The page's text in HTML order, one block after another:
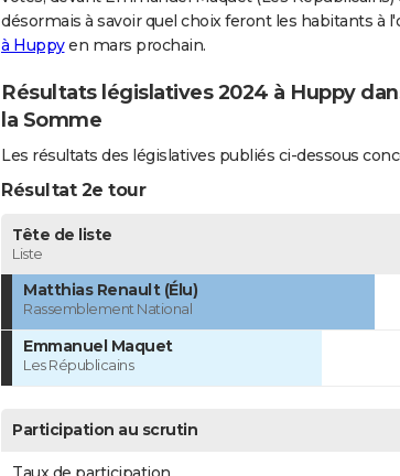
désormais à savoir quel choix feront les habitants à
à Huppyen mars prochain.
Résultats législatives 2024 à Huppy
la Somme
Les résultats des législatives publiés ci-dessous
Résultat 2e tour
Tête de liste
Liste
Matthias Renault (Élu)
Rassemblement National
Emmanuel Maquet
Les Républicains
Participation au scrutin